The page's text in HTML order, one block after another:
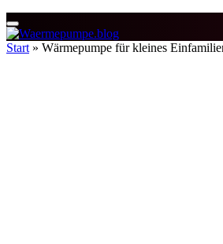
Start » Wärmepumpe für kleines